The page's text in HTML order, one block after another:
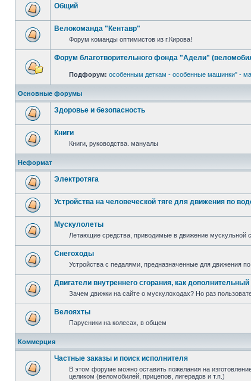
Общий
Велокоманда "Кентавр"
Форум команды оптимистов из г.Кирова!
Форум благотворительного фонда "Адели"
Подфорум: особенным деткам - особенные машинки" -
Основные форумы
Здоровье и безопасность
Книги
Книги, руководства. мануалы
Неформат
Электротяга
Устройства на человеческой тяге для движения по
Мускулолеты
Летающие средства, приводимые в движение мускульной
Снегоходы
Устройства с педалями, предназначенные для движения по
Двигатели внутреннего сгорания, как
Зачем движки на сайте о мускулоходах? Но раз
Велояхты
Парусники на колесах, в общем
Коммерция
Частные заказы и поиск исполнителя
В этом форуме можно оставить пожелания на
целиком (веломобилей, прицепов, лигерадов и т.п.)